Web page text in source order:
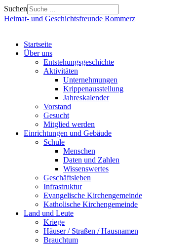
Suchen
Heimat- und Geschichtsfreunde Rommerz
Startseite
Über uns
Entstehungsgeschichte
Aktivitäten
Unternehmungen
Krippenausstellung
Jahreskalender
Vorstand
Gesucht
Mitglied werden
Einrichtungen und Gebäude
Schule
Menschen
Daten und Zahlen
Wissenswertes
Geschäftsleben
Infrastruktur
Evangelische Kirchengemeinde
Katholische Kirchengemeinde
Land und Leute
Kriege
Häuser / Straßen / Hausnamen
Brauchtum